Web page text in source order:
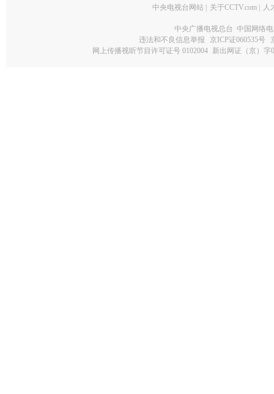
中央电视台网站 关于CCTV.com 人
中央广播电视总台 中国网络
违法和不良信息举报
京ICP证060535号
网上传播视听节目许可证号 0102004 新出网证（京）